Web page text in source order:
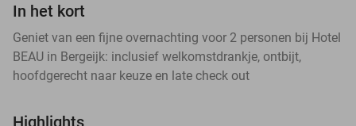
In het kort
Geniet van een fijne overnachting voor 2 personen bij Hotel
BEAU in Bergeijk: inclusief welkomstdrankje, ontbijt,
hoofdgerecht naar keuze en late check out
Highlights